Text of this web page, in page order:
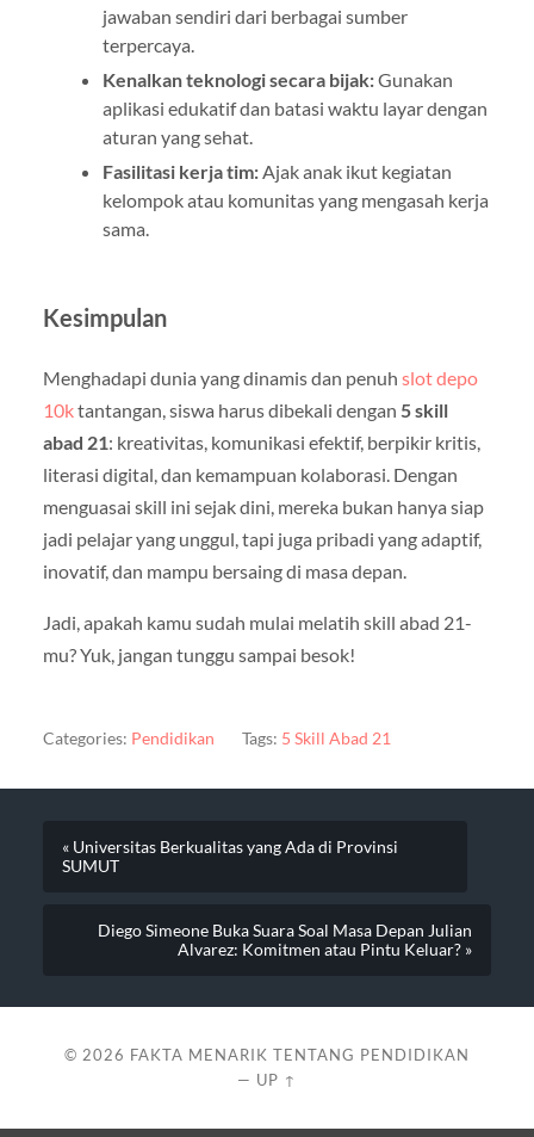
jawaban sendiri dari berbagai sumber
terpercaya.
Kenalkan teknologi secara bijak:Gunakan
aplikasi edukatif dan batasi waktu layar dengan
aturan yang sehat.
Fasilitasi kerja tim:Ajak anak ikut kegiatan
kelompok atau komunitas yang mengasah kerja
sama.
Kesimpulan
Menghadapi dunia yang dinamis dan penuh slot depo
10ktantangan, siswa harus dibekali dengan 5 skill
abad 21: kreativitas, komunikasi efektif, berpikir kritis,
literasi digital, dan kemampuan kolaborasi. Dengan
menguasai skill ini sejak dini, mereka bukan hanya siap
jadi pelajar yang unggul, tapi juga pribadi yang adaptif,
inovatif, dan mampu bersaing di masa depan.
Jadi, apakah kamu sudah mulai melatih skill abad 21-
mu? Yuk, jangan tunggu sampai besok!
Categories: Pendidikan Tags: 5 Skill Abad 21
« Universitas Berkualitas yang Ada di Provinsi
SUMUT
Diego Simeone Buka Suara Soal Masa Depan Julian
Alvarez: Komitmen atau Pintu Keluar? »
© 2026 FAKTA MENARIK TENTANG PENDIDIKAN
— UP ↑